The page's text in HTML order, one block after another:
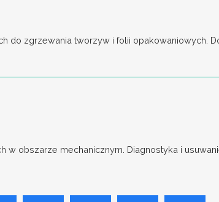
do zgrzewania tworzyw i folii opakowaniowych.
obszarze mechanicznym. Diagnostyka i